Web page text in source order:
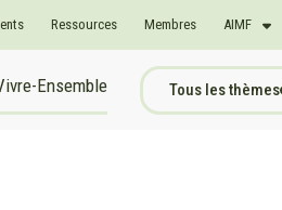
Ressources Membres AIMF
Ensemble Tous les thèmes